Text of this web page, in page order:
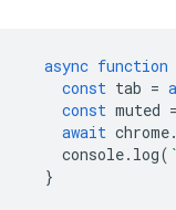
async function
const tab =
const muted =
await chrome.
console. log(
}